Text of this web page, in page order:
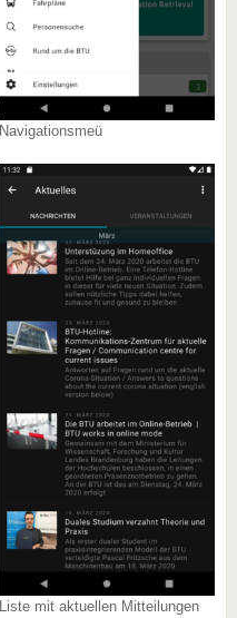
Navigationsmeü
Liste mit aktuellen Mitteilungen